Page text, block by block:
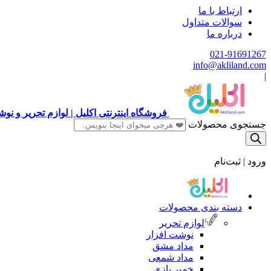
ارتباط با ما
سوالات متداول
درباره ما
021-91691267
info@akliland.com
|
فروشگاه اینترنتی اکلیل | لوازم تحریر و
جستجوی محصولات
ورود | ثبت‌نام
دسته بندی محصولات
لوازم تحریر
نوشت افزار
مداد مشق
مداد شمعی
خمیر بازی